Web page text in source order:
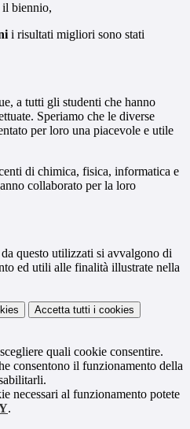
il biennio,
i risultati migliori sono stati
a tutti gli studenti che hanno
Speriamo che le diverse
per loro una piacevole e utile
di chimica, fisica, informatica e
collaborato per la loro
questo utilizzati si avvalgono di
ed utili alle finalità illustrate nella
Accetta tutti i cookies
quali cookie consentire.
consentono il funzionamento della
necessari al funzionamento potete
.